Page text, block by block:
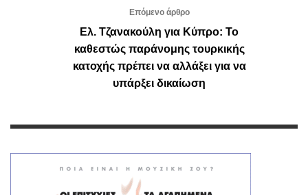
Επόμενο άρθρο
Ελ. Τζανακούλη για Κύπρο: Το
καθεστώς παράνομης τουρκικής
κατοχής πρέπει να αλλάξει για να
υπάρξει δικαίωση